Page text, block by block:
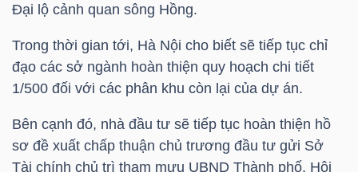
Đại lộ cảnh quan sông Hồng.
Trong thời gian tới, Hà Nội cho biết sẽ tiếp tục chỉ
đạo các sở ngành hoàn thiện quy hoạch chi tiết
1/500 đối với các phân khu còn lại của dự án.
Bên cạnh đó, nhà đầu tư sẽ tiếp tục hoàn thiện hồ
sơ đề xuất chấp thuận chủ trương đầu tư gửi Sở
Tài chính chủ trì tham mưu UBND Thành phố, Hội
TRUY
XUẤT
LIỆU